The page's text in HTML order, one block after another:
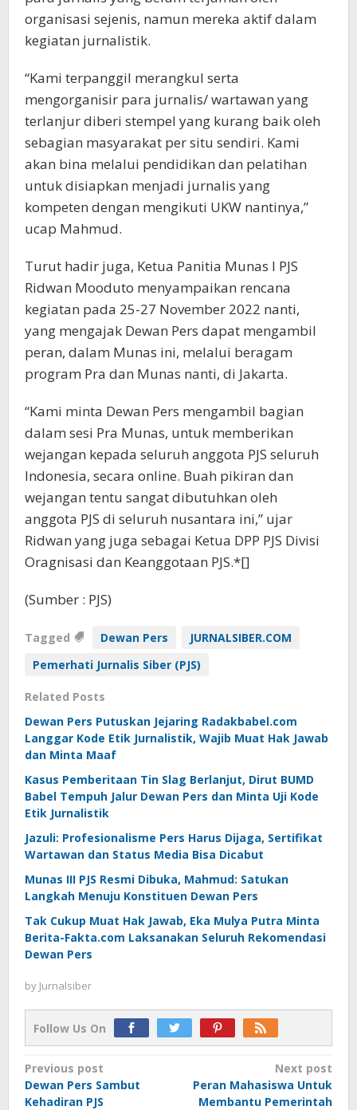
organisasi sejenis, namun mereka aktif dalam
kegiatan jurnalistik.
“Kami terpanggil merangkul serta
mengorganisir para jurnalis/ wartawan yang
terlanjur diberi stempel yang kurang baik oleh
sebagian masyarakat per situ sendiri. Kami
akan bina melalui pendidikan dan pelatihan
untuk disiapkan menjadi jurnalis yang
kompeten dengan mengikuti UKW nantinya,”
ucap Mahmud.
Turut hadir juga, Ketua Panitia Munas I PJS
Ridwan Mooduto menyampaikan rencana
kegiatan pada 25-27 November 2022 nanti,
yang mengajak Dewan Pers dapat mengambil
peran, dalam Munas ini, melalui beragam
program Pra dan Munas nanti, di Jakarta.
“Kami minta Dewan Pers mengambil bagian
dalam sesi Pra Munas, untuk memberikan
wejangan kepada seluruh anggota PJS seluruh
Indonesia, secara online. Buah pikiran dan
wejangan tentu sangat dibutuhkan oleh
anggota PJS di seluruh nusantara ini,” ujar
Ridwan yang juga sebagai Ketua DPP PJS Divisi
Oragnisasi dan Keanggotaan PJS.*[]
(Sumber : PJS)
Tagged Dewan Pers
JURNALSIBER.COM
Pemerhati Jurnalis Siber (PJS)
Related Posts
Dewan Pers Putuskan Jejaring Radakbabel.com
Langgar Kode Etik Jurnalistik, Wajib Muat Hak Jawab
dan Minta Maaf
Kasus Pemberitaan Tin Slag Berlanjut, Dirut BUMD
Babel Tempuh Jalur Dewan Pers dan Minta Uji Kode
Etik Jurnalistik
Jazuli: Profesionalisme Pers Harus Dijaga, Sertifikat
Wartawan dan Status Media Bisa Dicabut
Munas III PJS Resmi Dibuka, Mahmud: Satukan
Langkah Menuju Konstituen Dewan Pers
Tak Cukup Muat Hak Jawab, Eka Mulya Putra Minta
Berita-Fakta.com Laksanakan Seluruh Rekomendasi
Dewan Pers
by Jurnalsiber
Follow Us On
Post
navigation
Previous post
Dewan Pers Sambut
Kehadiran PJS
Next post
Peran Mahasiswa Untuk
Membantu Pemerintah